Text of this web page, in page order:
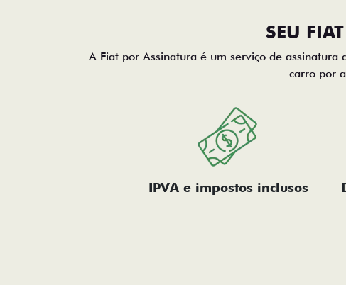
SEU
A Fiat por Assinatura é um serviço de
carro por
IPVA e impostos inclusos